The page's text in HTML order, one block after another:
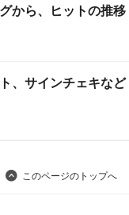
から、ヒットの推移
、サインチェキなど
このページのトップへ